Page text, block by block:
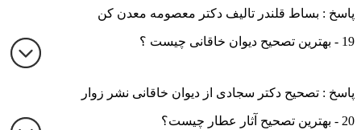
پاسخ : بساط قلندر تالیف دکتر معصومه معدن کن
19 - بهترین تصحیح دیوان خاقانی چیست ؟
پاسخ : تصحیح دکتر سجادی از دیوان خاقانی نشر زوار
20 - بهترین تصحیح آثار عطار چیست؟